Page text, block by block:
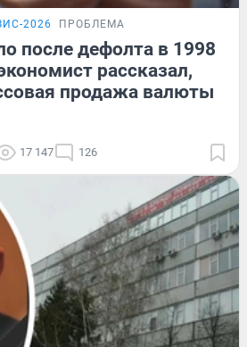
2026 ПРОБЛЕМА
после дефолта в 1998
рассказал,
продажа валюты
17 147 126